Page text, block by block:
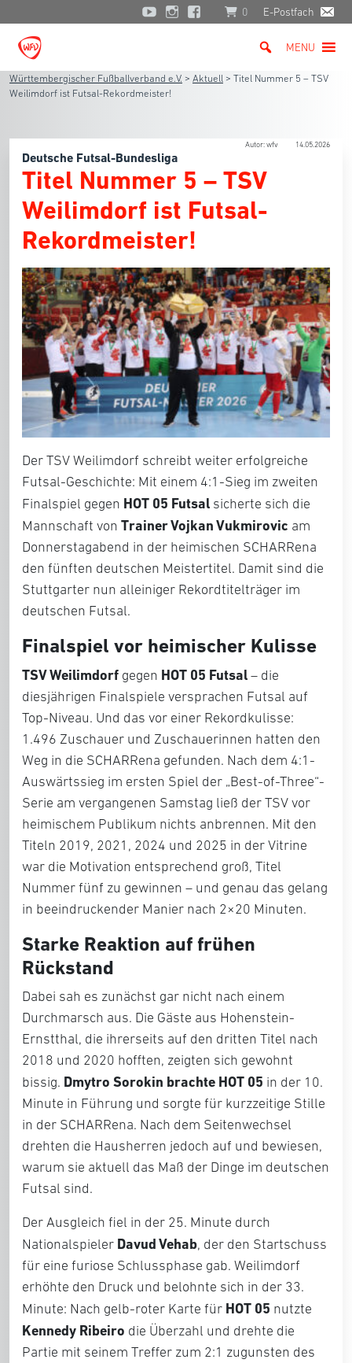
0 E-Postfach
MENU
Württembergischer Fußballverband e.V. > Aktuell > Titel Nummer 5 – TSV
Weilimdorf ist Futsal-Rekordmeister!
Autor: wfv 14.05.2026
Deutsche Futsal-Bundesliga
Titel Nummer 5 – TSV
Weilimdorf ist Futsal-
Rekordmeister!
Der TSV Weilimdorf schreibt weiter erfolgreiche
Futsal-Geschichte: Mit einem 4:1-Sieg im zweiten
Finalspiel gegen HOT 05 Futsal sicherte sich die
Mannschaft von Trainer Vojkan Vukmirovic am
Donnerstagabend in der heimischen SCHARRena
den fünften deutschen Meistertitel. Damit sind die
Stuttgarter nun alleiniger Rekordtitelträger im
deutschen Futsal.
Finalspiel vor heimischer Kulisse
TSV Weilimdorf gegen HOT 05 Futsal – die
diesjährigen Finalspiele versprachen Futsal auf
Top-Niveau. Und das vor einer Rekordkulisse:
1.496 Zuschauer und Zuschauerinnen hatten den
Weg in die SCHARRena gefunden. Nach dem 4:1-
Auswärtssieg im ersten Spiel der „Best-of-Three“-
Serie am vergangenen Samstag ließ der TSV vor
heimischem Publikum nichts anbrennen. Mit den
Titeln 2019, 2021, 2024 und 2025 in der Vitrine
war die Motivation entsprechend groß, Titel
Nummer fünf zu gewinnen – und genau das gelang
in beeindruckender Manier nach 2×20 Minuten.
Starke Reaktion auf frühen
Rückstand
Dabei sah es zunächst gar nicht nach einem
Durchmarsch aus. Die Gäste aus Hohenstein-
Ernstthal, die ihrerseits auf den dritten Titel nach
2018 und 2020 hofften, zeigten sich gewohnt
bissig. Dmytro Sorokin brachte HOT 05 in der 10.
Minute in Führung und sorgte für kurzzeitige Stille
in der SCHARRena. Nach dem Seitenwechsel
drehten die Hausherren jedoch auf und bewiesen,
warum sie aktuell das Maß der Dinge im deutschen
Futsal sind.
Der Ausgleich fiel in der 25. Minute durch
Nationalspieler Davud Vehab, der den Startschuss
für eine furiose Schlussphase gab. Weilimdorf
erhöhte den Druck und belohnte sich in der 33.
Minute: Nach gelb-roter Karte für HOT 05 nutzte
Kennedy Ribeiro die Überzahl und drehte die
Partie mit seinem Treffer zum 2:1 zugunsten des